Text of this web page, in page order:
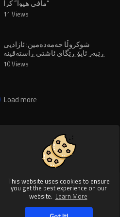
This website uses cookies to ensure
you get the best experience on our
website. Learn More
“مافی هیوا” کرا
11 Views
شوکروڵا حەمەدەمین: ئازادیی
ڕێبەر ئاپۆ ڕێگای ئاشتی ڕاستەقینە
خۆشدەکات
10 Views
Load more
Video. All rights reserved.
Language